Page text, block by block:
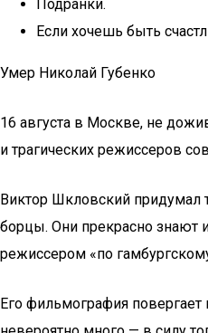
Подранки.
Если хочешь быть
Умер Николай Губенко
16 августа в Москве, не
и трагических режиссеров
Виктор Шкловский придумал
борцы. Они прекрасно знают
режиссером «по
Его фильмография